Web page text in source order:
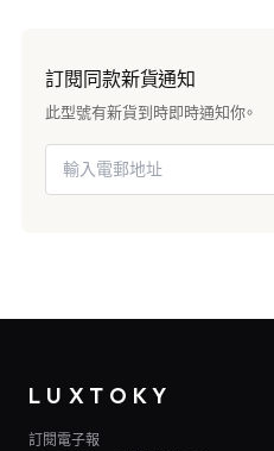
訂閱同款新貨通知
此型號有新貨到時即時通知你。
LUXTOKY
訂閱電子報